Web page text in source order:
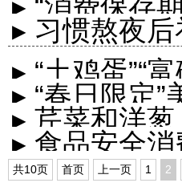
▸ 习惯熬夜
▸ “土鸡蛋”“
是……
▸ “春日限定
▸ 芹菜和洋
▸ 食品安全
共10页 首页 上一页 1 2